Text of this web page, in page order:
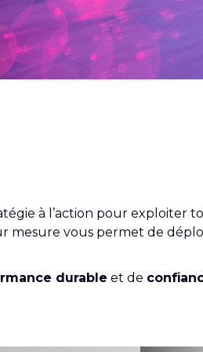
à l’action pour exploiter
mesure vous permet de
durable et de